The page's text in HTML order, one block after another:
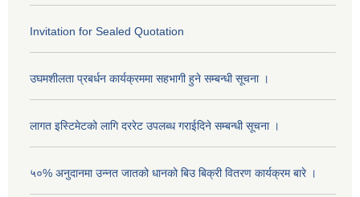
Invitation for Sealed Quotation
उघमशीलता प्रबर्धन कार्यक्रममा सहभागी हुने सम्बन्धी सूचना ।
लागत इस्टिमेटको लागि दररेट उपलब्ध गराईदिने सम्बन्धी सूचना ।
५०% अनुदानमा उन्नत जातको धानको बिउ बिक्री वितरण कार्यक्रम बारे ।